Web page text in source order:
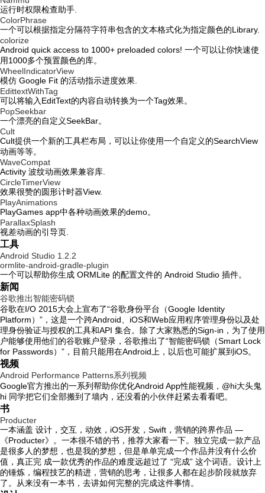
运行时权限检查助手.
ColorPhrase
一个可以根据指定分隔符字符串包含的文本格式化为指定颜色的Library.
colorize
Android quick access to 1000+ preloaded colors! 一个可以让你快速使
用1000多个预置颜色的库。
WheelIndicatorView
模仿 Google Fit 的活动指示进度效果.
EdittextWithTag
可以将输入EditText的内容自动转换为一个Tag效果。
PopSeekbar
一个漂亮的自定义SeekBar。
Cult
Cult提供一个新的工具栏布局，可以让你使用一个自定义的SearchView
动画等等。
WaveCompat
Activity 波纹动画效果兼容库.
CircleTimerView
效果很赞的圆形计时器View.
PlayAnimations
PlayGames app中各种动画效果的demo。
ParallaxSplash
视差动画的引导页.
工具
Android Studio 1.2.2
ormlite-android-gradle-plugin
一个可以帮助你生成 ORMLite 的配置文件的 Android Studio 插件。
新闻
谷歌推出智能密码锁
谷歌在I/O 2015大会上宣布了“谷歌身份平台（Google Identity
Platform）”，这是一个跨Android、iOS和Web应用程序管理身份以及处
理身份验证与授权的工具和API 集合。除了大家熟悉的Sign-in，为了使用
户能够使用他们的谷歌账户登录，谷歌推出了“智能密码锁（Smart Lock
for Passwords）”，目前只能用在Android上，以后也可能扩展到iOS。
视频
Android Performance Patterns系列视频
Google官方推出的一系列帮助你优化Android App性能视频，@hi大头鬼
hi 同学把它们全部搬到了墙内，还没看的小伙伴赶紧去看看吧。
书
Producter
一本涵盖 设计，交互，动效，iOS开发，Swift，营销的跨界作品 —
《Producter》。一本很不错的书，推荐大家看一下。独立完成一款产品
是很多人的梦想，也是我的梦想，但是单单完成一个作品并没有什么价
值，真正完 成一款优秀的作品的难度远超过了 “完成” 这个词语。设计上
的锤炼，编程技艺的精进，营销的思考，让很多人都在起步阶段就放弃
了。从来没有一本书，去讲如何完整的完成这件事情。